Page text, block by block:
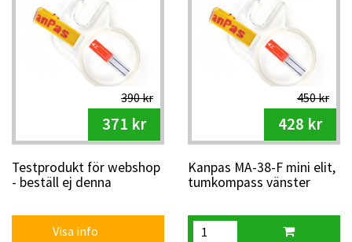
390 kr
371 kr
Testprodukt för webshop
- beställ ej denna
Visa info
450 kr
428 kr
Kanpas MA-38-F mini elit,
tumkompass vänster